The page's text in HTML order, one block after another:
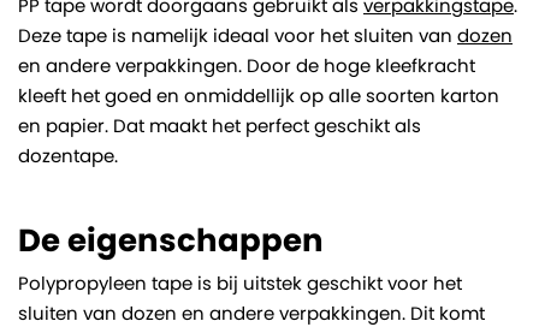
PP tape wordt doorgaans gebruikt als verpakkingstape.
Deze tape is namelijk ideaal voor het sluiten van dozen
en andere verpakkingen. Door de hoge kleefkracht
kleeft het goed en onmiddellijk op alle soorten karton
en papier. Dat maakt het perfect geschikt als
dozentape.
De eigenschappen
Polypropyleen tape is bij uitstek geschikt voor het
sluiten van dozen en andere verpakkingen. Dit komt